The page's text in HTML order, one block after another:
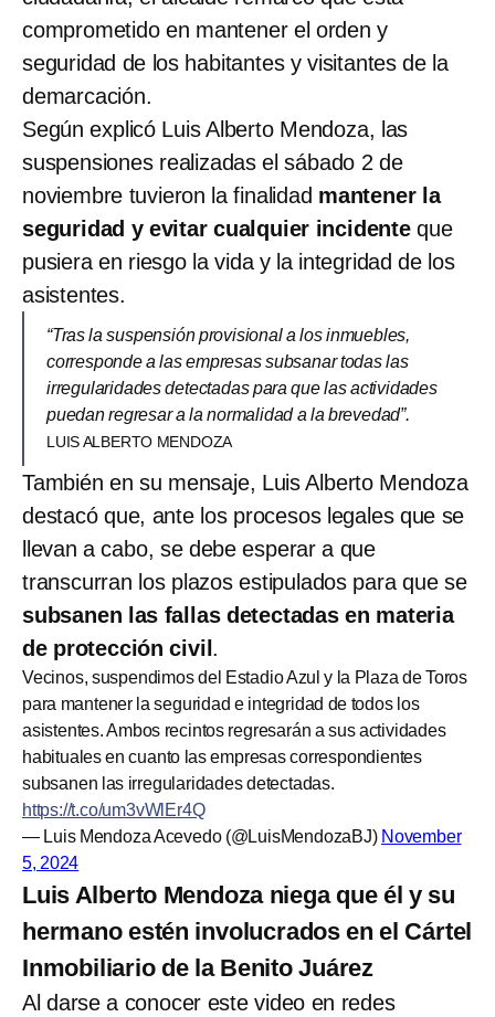
comprometido en mantener el orden y
seguridad de los habitantes y visitantes de la
demarcación.
Según explicó Luis Alberto Mendoza, las
suspensiones realizadas el sábado 2 de
noviembre tuvieron la finalidad mantener la
seguridad y evitar cualquier incidenteque
pusiera en riesgo la vida y la integridad de los
asistentes.
“Tras la suspensión provisional a los inmuebles,
corresponde a las empresas subsanar todas las
irregularidades detectadas para que las actividades
puedan regresar a la normalidad a la brevedad”.
LUIS ALBERTO MENDOZA
También en su mensaje, Luis Alberto Mendoza
destacó que, ante los procesos legales que se
llevan a cabo, se debe esperar a que
transcurran los plazos estipulados para que se
subsanen las fallas detectadas en materia
de protección civil .
Vecinos, suspendimos del Estadio Azul y la Plaza de Toros
para mantener la seguridad e integridad de todos los
asistentes. Ambos recintos regresarán a sus actividades
habituales en cuanto las empresas correspondientes
subsanen las irregularidades detectadas.
https://t.co/um3vWlEr4Q
— Luis Mendoza Acevedo (@LuisMendozaBJ) November
5, 2024
Luis Alberto Mendoza niega que él y su
hermano estén involucrados en el Cártel
Inmobiliario de la Benito Juárez
Al darse a conocer este video en redes